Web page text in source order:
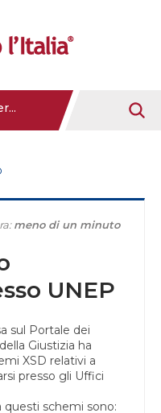
meno di un minuto
UNEP
sul Portale dei
Giustizia ha
XSD relativi a
presso gli Uffici
schemi sono: